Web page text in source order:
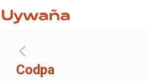
Codpa